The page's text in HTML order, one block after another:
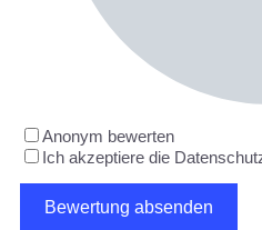
Anonym bewerten
Ich akzeptiere die